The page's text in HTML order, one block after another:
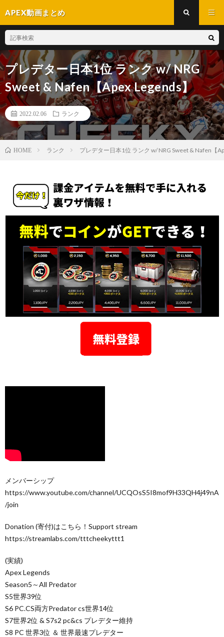
APEX動画まとめ
プレデター日本1位 ランク w/ NRG
Sweet & Nafen【Apex Legends】
2022.02.06 ランク
HOME ランク プレデター日本1位 ランク w/ NRG Sweet & Nafen【
メンバーシップ
https://www.youtube.com/channel/UCQOsS5I8mof9H33QH4j49nA
/join
Donation (寄付)はこちら！Support stream
https://streamlabs.com/tttcheekyttt1
(実績)
Apex Legends
Season5～All Predator
S5世界39位
S6 PC.CS両方Predator cs世界14位
S7世界2位 & S7s2 pc&cs プレデター維持
S8 PC 世界3位 ＆ 世界最速プレデター